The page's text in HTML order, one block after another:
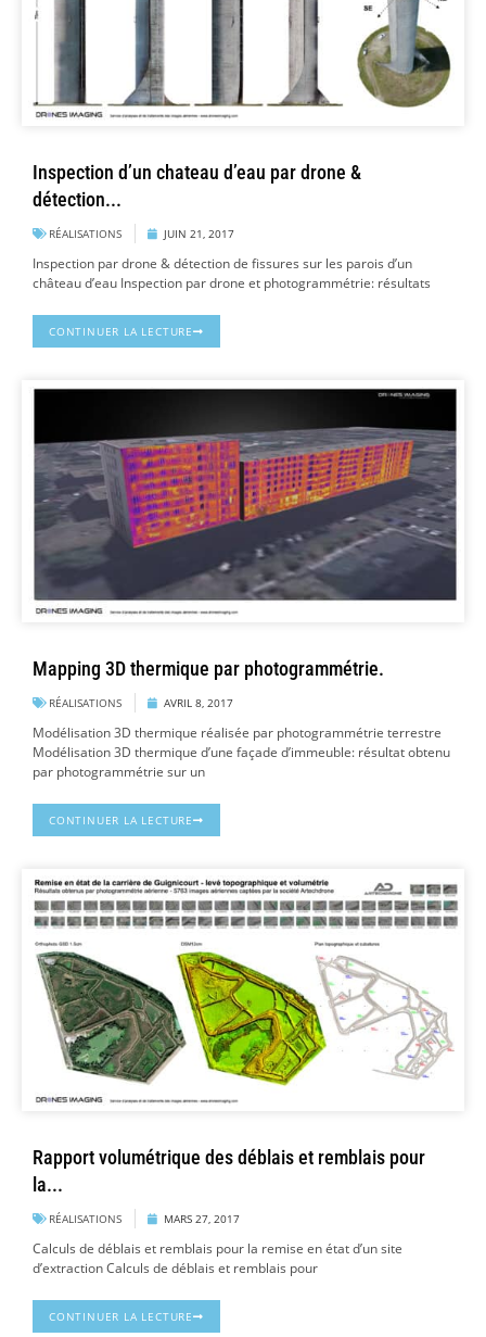
Inspection d’un chateau d’eau par drone &
détection...
RÉALISATIONS JUIN 21, 2017
Inspection par drone & détection de fissures sur les parois d’un
château d’eau Inspection par drone et photogrammétrie: résultats
CONTINUER LA LECTURE
Mapping 3D thermique par photogrammétrie.
RÉALISATIONS AVRIL 8, 2017
Modélisation 3D thermique réalisée par photogrammétrie terrestre
Modélisation 3D thermique d’une façade d’immeuble: résultat obtenu
par photogrammétrie sur un
CONTINUER LA LECTURE
Rapport volumétrique des déblais et remblais pour
la...
RÉALISATIONS MARS 27, 2017
Calculs de déblais et remblais pour la remise en état d’un site
d’extraction Calculs de déblais et remblais pour
CONTINUER LA LECTURE